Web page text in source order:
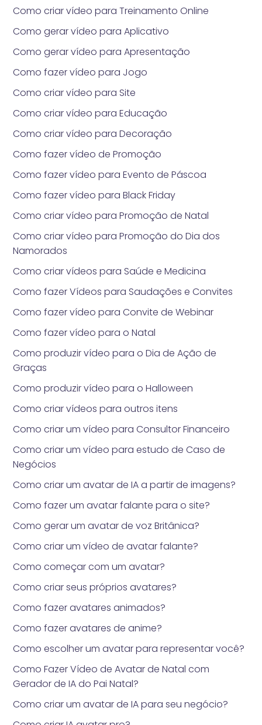
Como criar vídeo para Treinamento Online
Como gerar vídeo para Aplicativo
Como gerar vídeo para Apresentação
Como fazer vídeo para Jogo
Como criar vídeo para Site
Como criar vídeo para Educação
Como criar vídeo para Decoração
Como fazer vídeo de Promoção
Como fazer vídeo para Evento de Páscoa
Como fazer vídeo para Black Friday
Como criar vídeo para Promoção de Natal
Como criar vídeo para Promoção do Dia dos
Namorados
Como criar vídeos para Saúde e Medicina
Como fazer Vídeos para Saudações e Convites
Como fazer vídeo para Convite de Webinar
Como fazer vídeo para o Natal
Como produzir vídeo para o Dia de Ação de
Graças
Como produzir vídeo para o Halloween
Como criar vídeos para outros itens
Como criar um vídeo para Consultor Financeiro
Como criar um vídeo para estudo de Caso de
Negócios
Como criar um avatar de IA a partir de imagens?
Como fazer um avatar falante para o site?
Como gerar um avatar de voz Britânica?
Como criar um vídeo de avatar falante?
Como começar com um avatar?
Como criar seus próprios avatares?
Como fazer avatares animados?
Como fazer avatares de anime?
Como escolher um avatar para representar você?
Como Fazer Vídeo de Avatar de Natal com
Gerador de IA do Pai Natal?
Como criar um avatar de IA para seu negócio?